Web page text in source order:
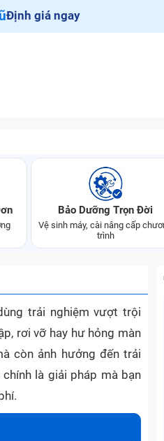
Định giá ngay
Bảo Dưỡng Trọn Đời
Vệ sinh máy, cài nâng cấp
trình
trải nghiệm vượt trội
rơi vỡ hay hư hỏng màn
còn ảnh hưởng đến trải
là giải pháp mà bạn